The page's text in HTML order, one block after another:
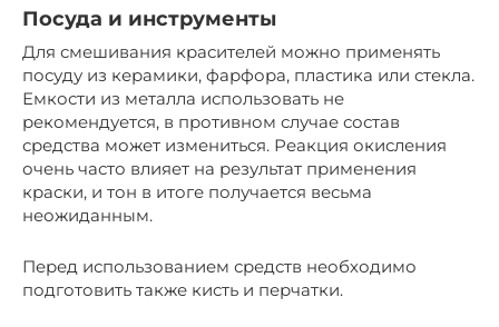
Посуда и инструменты
Для смешивания красителей можно применять
посуду из керамики, фарфора, пластика или стекла.
Емкости из металла использовать не
рекомендуется, в противном случае состав
средства может измениться. Реакция окисления
очень часто влияет на результат применения
краски, и тон в итоге получается весьма
неожиданным.
Перед использованием средств необходимо
подготовить также кисть и перчатки.